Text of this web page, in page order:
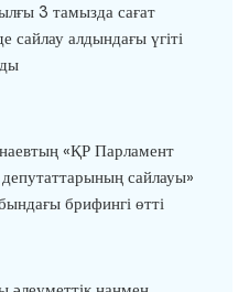
3 тамызда сағат
сайлау алдындағы үгіті
«ҚР Парламент
сайлауы»
брифингі өтті